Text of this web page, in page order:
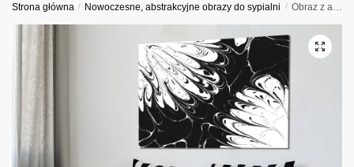
Strona główna / Nowoczesne, abstrakcyjne obrazy do sypialni / Obraz z abstrakcyjnymi wachlarzami